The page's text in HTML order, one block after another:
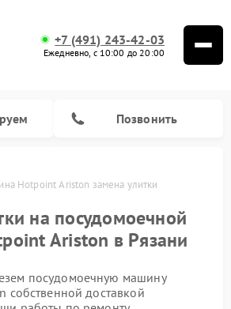
+7 (491) 243-42-03
Ежедневно, с 10:00 до 20:00
Позвонить
Hotpoint Ariston замена улитки
на посудомоечной
Ariston в Рязани
посудомоечную машину
собственной доставкой